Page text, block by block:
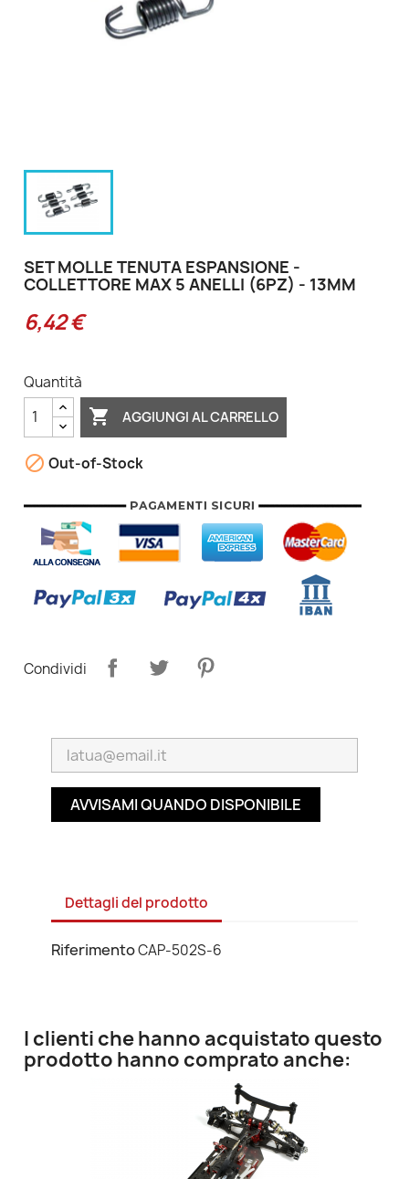
SET MOLLE TENUTA ESPANSIONE -
COLLETTORE MAX 5 ANELLI (6PZ) - 13MM
6,42 €
Quantità
 AGGIUNGI AL CARRELLO
 Out-of-Stock
Condividi
AVVISAMI QUANDO DISPONIBILE
Dettagli del prodotto
RiferimentoCAP-502S-6
I clienti che hanno acquistato questo
prodotto hanno comprato anche: